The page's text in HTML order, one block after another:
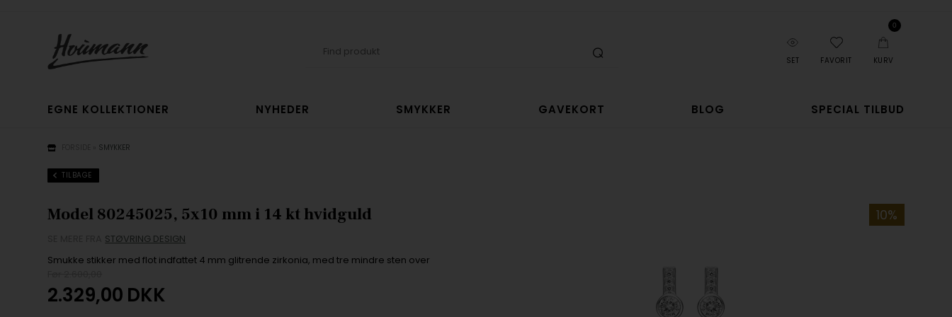
SET FAVORIT
0
KURV
EGNE KOLLEKTIONER NYHEDER SMYKKER GAVEKORT BLOG SPECIAL TILBUD
SMYKKER
TILBAGE
Model 80245025, 5x10 mm i 14 kt hvidguld
STØVRING DESIGN
Smukke stikker med flot indfattet 4 mm glitrende zirkonia, med tre mindre sten over
2.329,00 DKK
10%